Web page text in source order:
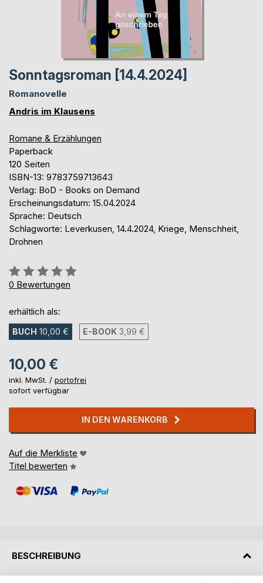
Sonntagsroman [14.4.2024]
Romanovelle
Andris im Klausens
Romane & Erzählungen
Paperback
120 Seiten
ISBN-13: 9783759713643
Verlag: BoD - Books on Demand
Erscheinungsdatum: 15.04.2024
Sprache: Deutsch
Schlagworte: Leverkusen, 14.4.2024, Kriege, Menschheit,
Drohnen
Bewertung::
0%
0 Bewertungen
erhältlich als:
BUCH 10,00 € E-BOOK 3,99 €
10,00 €
inkl. MwSt. / portofrei
sofort verfügbar
IN DEN WARENKORB
Auf die Merkliste
Titel bewerten
BESCHREIBUNG